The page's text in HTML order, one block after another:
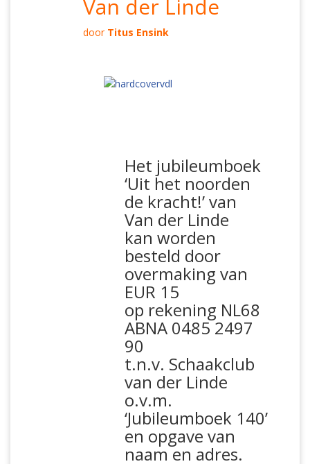
Van der Linde
door Titus Ensink
Het jubileumboek
‘Uit het noorden
de kracht!’ van
Van der Linde
kan worden
besteld door
overmaking van
EUR 15
op rekening NL68
ABNA 0485 2497
90
t.n.v. Schaakclub
van der Linde
o.v.m.
‘Jubileumboek 140’
en opgave van
naam en adres.